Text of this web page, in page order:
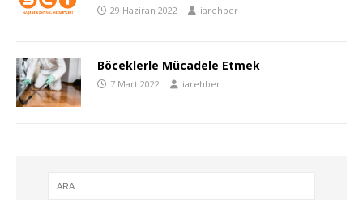
29 Haziran 2022 iarehber
Böceklerle Mücadele Etmek
7 Mart 2022 iarehber